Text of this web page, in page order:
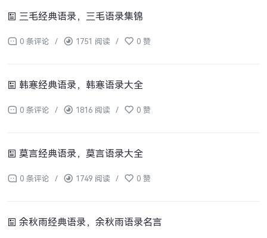
三毛经典语录，三毛语录集锦
0 条评论 / 1751 阅读 / 0 赞
韩寒经典语录，韩寒语录大全
0 条评论 / 1816 阅读 / 0 赞
莫言经典语录，莫言语录大全
0 条评论 / 1749 阅读 / 0 赞
余秋雨经典语录，余秋雨语录名言